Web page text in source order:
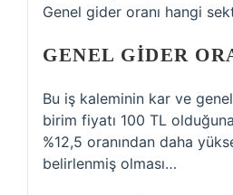
Genel gider oranı hangi
GENEL GIDER
Bu iş kaleminin kar ve
birim fiyatı 100 TL
%12,5 oranından daha
belirlenmiş olması…